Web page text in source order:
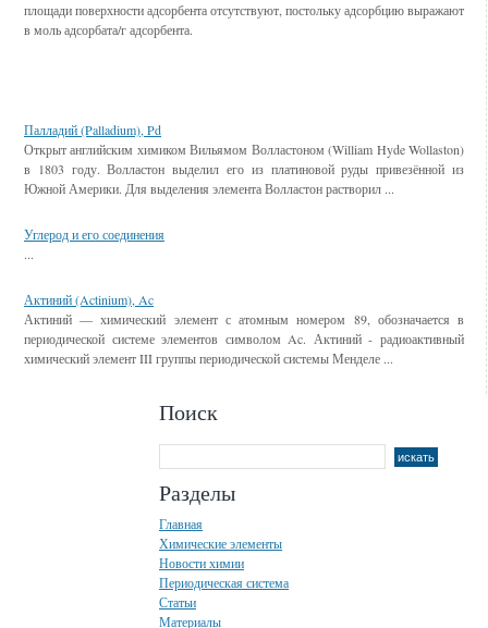
площади поверхности адсорбента отсутствуют, постольку адсорбцию выражают
в моль адсорбата/г адсорбента.
Палладий (Palladium), Pd
Открыт английским химиком Вильямом Волластоном (William Hyde Wollaston)
в 1803 году. Волластон выделил его из платиновой руды привезённой из
Южной Америки. Для выделения элемента Волластон растворил ...
Углерод и его соединения
...
Актиний (Actinium), Ac
Актиний — химический элемент с атомным номером 89, обозначается в
периодической системе элементов символом Ac. Актиний - радиоактивный
химический элемент III группы периодической системы Менделе ...
Поиск
Разделы
Главная
Химические элементы
Новости химии
Периодическая система
Статьи
Материалы